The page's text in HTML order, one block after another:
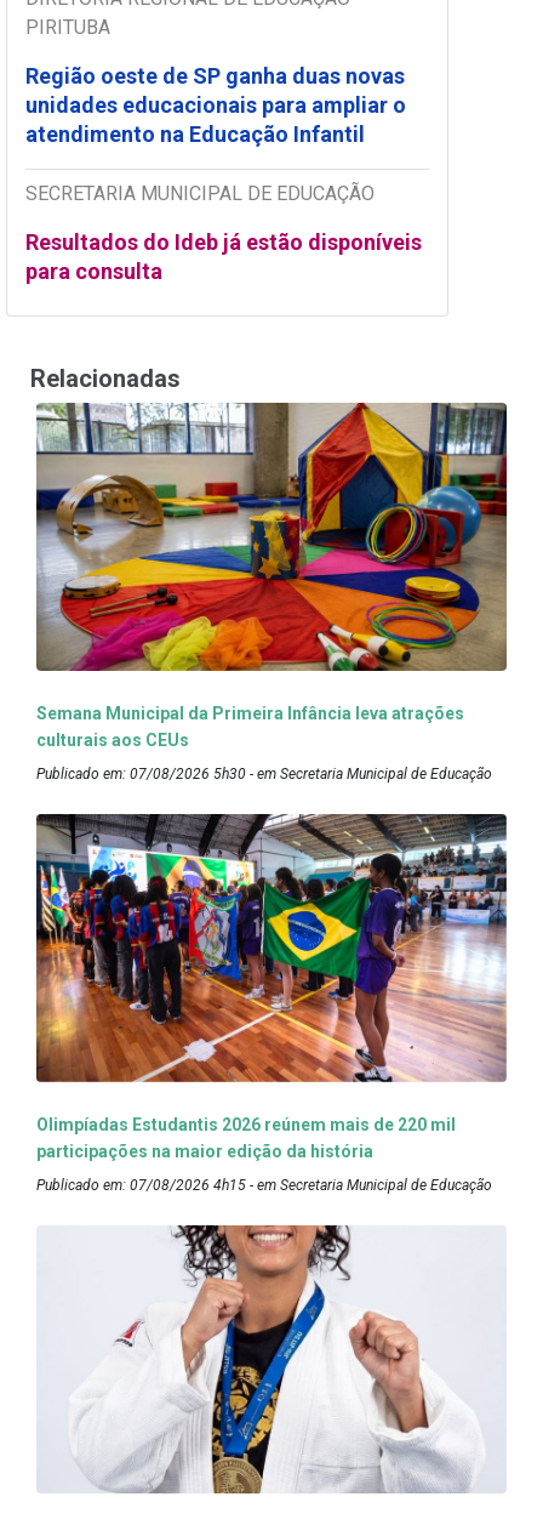
PIRITUBA
Região oeste de SP ganha duas novas
unidades educacionais para ampliar o
atendimento na Educação Infantil
SECRETARIA MUNICIPAL DE EDUCAÇÃO
Resultados do Ideb já estão disponíveis
para consulta
Relacionadas
Semana Municipal da Primeira Infância leva atrações
culturais aos CEUs
Publicado em: 07/08/2026 5h30 - em Secretaria Municipal de Educação
Olimpíadas Estudantis 2026 reúnem mais de 220 mil
participações na maior edição da história
Publicado em: 07/08/2026 4h15 - em Secretaria Municipal de Educação